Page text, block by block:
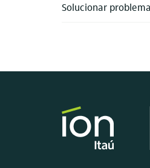
Solucionar